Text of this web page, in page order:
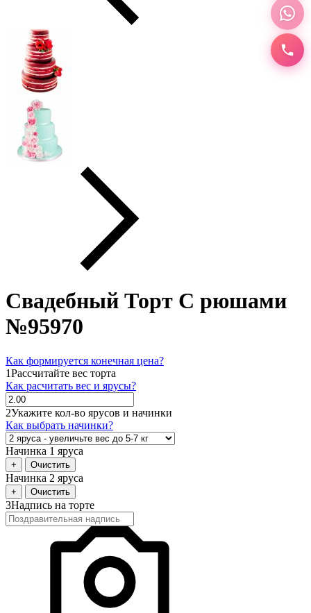
Свадебный Торт С рюшами
№95970
Как формируется конечная цена?
1Рассчитайте вес торта
Как расчитать вес и ярусы?
2Укажите кол-во ярусов и начинки
Как выбрать начинки?
Начинка 1 яруса
+ Очистить
Начинка 2 яруса
+ Очистить
3Надпись на торте